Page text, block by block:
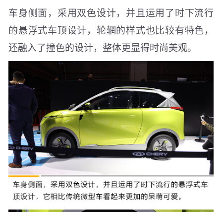
车身侧面，采用双色设计，并且运用了时下流行
的悬浮式车顶设计，轮辋的样式也比较有特色，
还融入了撞色的设计，整体更显得时尚美观。